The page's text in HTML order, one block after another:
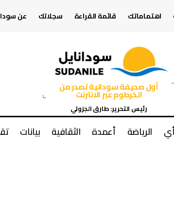
اهتماماتك قائمة القراءة سجلاتك عن
أول صحيفة سودانية تصدر من
الخرطوم عبر الانترنت
رئيس التحرير: طارق الجزولي
الرياضة أعمدة الثقافية بيانات